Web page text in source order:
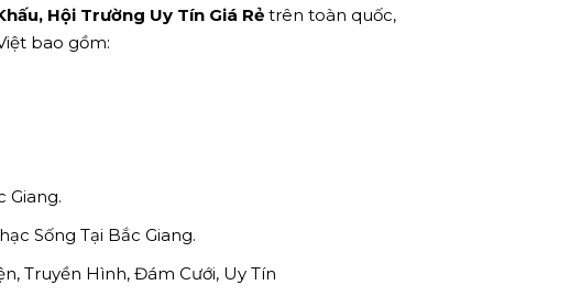
Hội Trường Uy Tín Giá Rẻ trên toàn quốc,
bao gồm:
Giang.
Sống Tại Bắc Giang.
Truyền Hình, Đám Cưới, Uy Tín